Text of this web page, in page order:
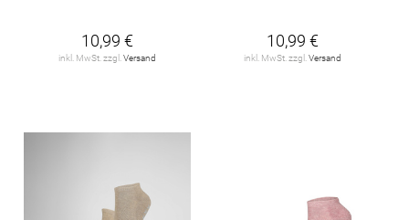
10,99 €
inkl. MwSt. zzgl.Versand
10,99 €
inkl. MwSt. zzgl.Versand